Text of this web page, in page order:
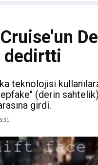
dedirtti
teknolojisi
(derin
girdi.